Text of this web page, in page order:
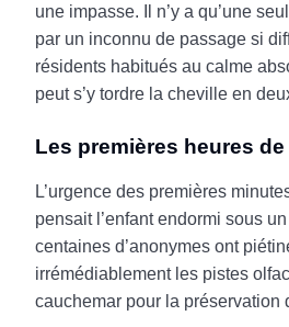
une impasse. Il n’y a qu’une
par un inconnu de passage si
résidents habitués au calme
peut s’y tordre la cheville en
Les premières heures
L’urgence des premières
pensait l’enfant endormi sous
centaines d’anonymes ont
irrémédiablement les pistes
cauchemar pour la préservation